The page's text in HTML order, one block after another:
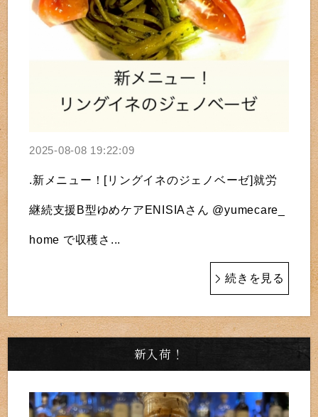
2025-08-08 19:22:09
.新メニュー！[リングイネのジェノベーゼ]就労
継続支援B型ゆめケアENISIAさん @yumecare_
home で収穫さ...
続きを見る
新入荷！